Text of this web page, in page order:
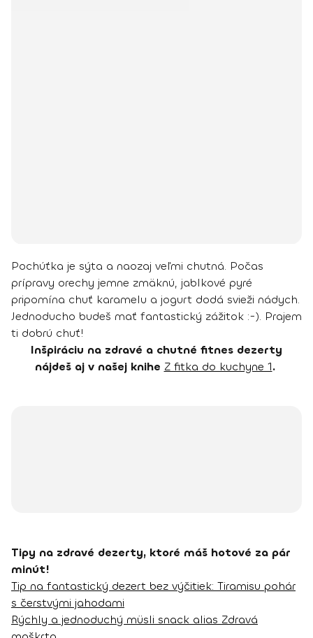
Pochúťka je sýta a naozaj veľmi chutná. Počas
prípravy orechy jemne zmäknú, jablkové pyré
pripomína chuť karamelu a jogurt dodá svieži nádych.
Jednoducho budeš mať fantastický zážitok :-). Prajem
ti dobrú chuť!
Inšpiráciu na zdravé a chutné fitnes dezerty
nájdeš aj v našej knihe Z fitka do kuchyne 1.
Tipy na zdravé dezerty, ktoré máš hotové za pár
minút!
Tip na fantastický dezert bez výčitiek: Tiramisu pohár
s čerstvými jahodami
Rýchly a jednoduchý müsli snack alias Zdravá